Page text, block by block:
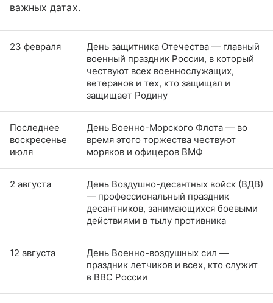
важных датах.
23 февраля
День защитника Отечества — главный
военный праздник России, в который
чествуют всех военнослужащих,
ветеранов и тех, кто защищал и
защищает Родину
Последнее
воскресенье
июля
День Военно-Морского Флота — во
время этого торжества чествуют
моряков и офицеров ВМФ
2 августа
День Воздушно-десантных войск (ВДВ)
— профессиональный праздник
десантников, занимающихся боевыми
действиями в тылу противника
12 августа
День Военно-воздушных сил —
праздник летчиков и всех, кто служит
в ВВС России